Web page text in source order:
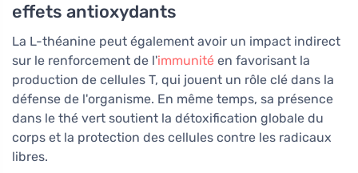
effets antioxydants
La L-théanine peut également avoir un impact indirect
sur le renforcement de l'immunité en favorisant la
production de cellules T, qui jouent un rôle clé dans la
défense de l'organisme. En même temps, sa présence
dans le thé vert soutient la détoxification globale du
corps et la protection des cellules contre les radicaux
libres.